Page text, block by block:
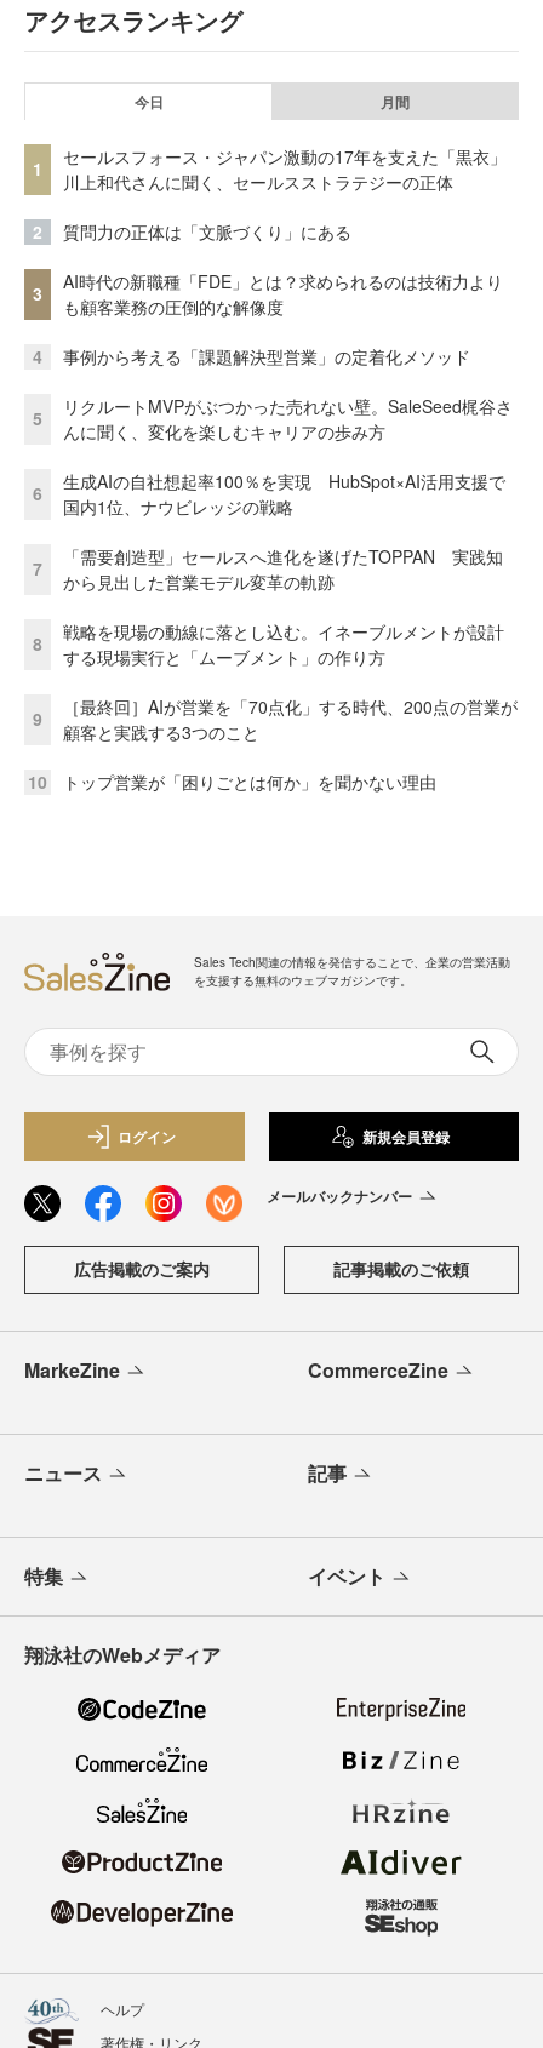
アクセスランキング
今日 月間
1
セールスフォース・ジャパン激動の17年を支えた「黒衣」
川上和代さんに聞く、セールスストラテジーの正体
2 質問力の正体は「文脈づくり」にある
3
AI時代の新職種「FDE」とは？求められるのは技術力より
も顧客業務の圧倒的な解像度
4 事例から考える「課題解決型営業」の定着化メソッド
5
リクルートMVPがぶつかった売れない壁。SaleSeed梶谷さ
んに聞く、変化を楽しむキャリアの歩み方
6
生成AIの自社想起率100％を実現 HubSpot×AI活用支援で
国内1位、ナウビレッジの戦略
7
「需要創造型」セールスへ進化を遂げたTOPPAN 実践知
から見出した営業モデル変革の軌跡
8
戦略を現場の動線に落とし込む。イネーブルメントが設計
する現場実行と「ムーブメント」の作り方
9
［最終回］AIが営業を「70点化」する時代、200点の営業が
顧客と実践する3つのこと
10 トップ営業が「困りごとは何か」を聞かない理由
Sales Tech関連の情報を発信することで、企業の営業活動
を支援する無料のウェブマガジンです。
ログイン 新規会員登録
メールバックナンバー
広告掲載のご案内 記事掲載のご依頼
MarkeZine CommerceZine
ニュース 記事
特集 イベント
翔泳社のWebメディア
ヘルプ
著作権・リンク